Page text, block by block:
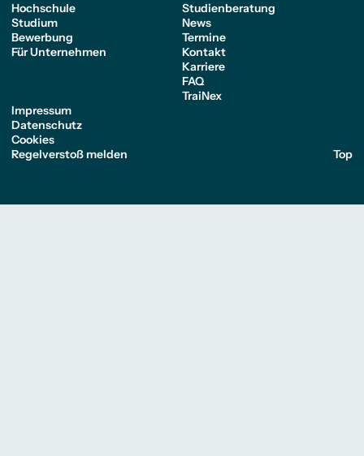
Hochschule
Studium
Bewerbung
Für Unternehmen
Studienberatung
News
Termine
Kontakt
Karriere
FAQ
TraiNex
Impressum
Datenschutz
Cookies
Regelverstoß melden
Top